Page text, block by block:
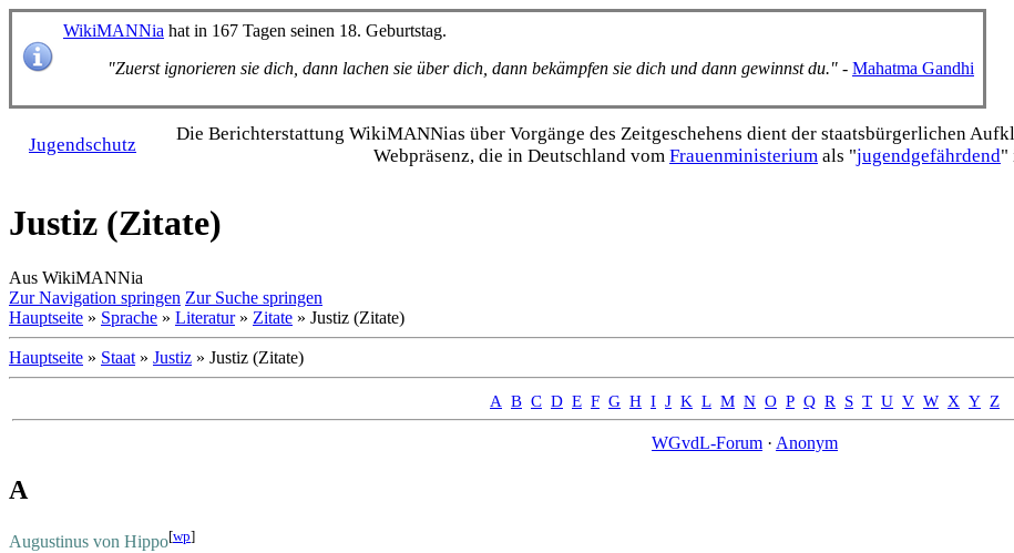
WikiMANNia hat in 167 Tagen seinen 18. Geburtstag.
"Zuerst ignorieren sie dich, dann lachen sie über dich, dann bekämpfen sie dich und dann gewinnst du." - Mahatma Gandhi
Jugendschutz
Die Bericht­erstattung WikiMANNias über Vorgänge des Zeitgeschehens dient der staats­bürgerlichen
Webpräsenz, die in Deutschland vom Frauen­ministerium als "jugend­gefährdend"
Justiz (Zitate)
Aus WikiMANNia
Zur Navigation springen Zur Suche springen
Hauptseite » Sprache » Literatur» Zitate » Justiz (Zitate)
Hauptseite » Staat » Justiz » Justiz (Zitate)
A B C D E F G H I J K L M N O P Q R S T U V W X Y Z
WGvdL-Forum · Anonym
A
Augustinus von Hippo[wp]